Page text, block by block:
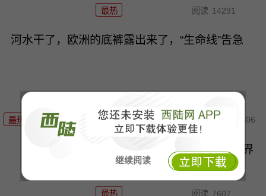
继续阅读
最热 阅读 14291
河水干了，欧洲的底裤露出来了，“生命线”告急
最热 阅读 10377 08-06
美国对巴西下死手，卢拉让世界
看清谁才是真朋友
最热 阅读 7607